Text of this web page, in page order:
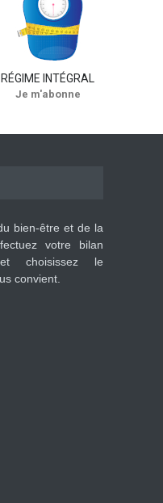
RÉGIME INTÉGRAL
Je m'abonne
bien-être et de la
votre bilan
choisissez le
convient.